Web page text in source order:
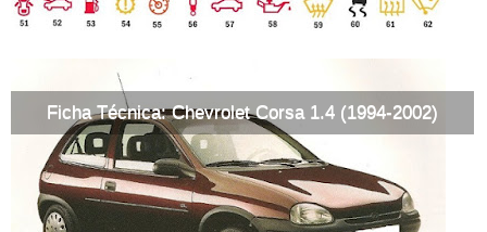
Ficha Técnica: Chevrolet Corsa 1.4 (1994-2002)